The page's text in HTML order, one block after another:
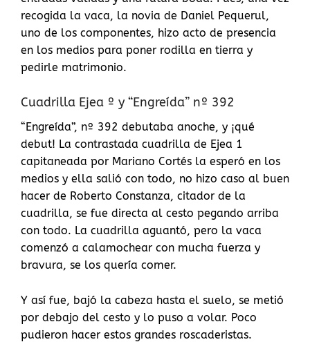
recogida la vaca, la novia de Daniel Pequerul,
uno de los componentes, hizo acto de presencia
en los medios para poner rodilla en tierra y
pedirle matrimonio.
Cuadrilla Ejea º y “Engreída” nº 392
“Engreída”, nº 392 debutaba anoche, y ¡qué
debut! La contrastada cuadrilla de Ejea 1
capitaneada por Mariano Cortés la esperó en los
medios y ella salió con todo, no hizo caso al buen
hacer de Roberto Constanza, citador de la
cuadrilla, se fue directa al cesto pegando arriba
con todo. La cuadrilla aguantó, pero la vaca
comenzó a calamochear con mucha fuerza y
bravura, se los quería comer.
Y así fue, bajó la cabeza hasta el suelo, se metió
por debajo del cesto y lo puso a volar. Poco
pudieron hacer estos grandes roscaderistas.